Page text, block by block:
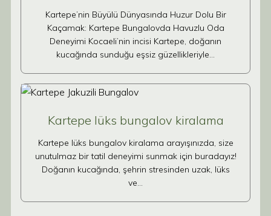
Kartepe’nin Büyülü Dünyasında Huzur Dolu Bir
Kaçamak: Kartepe Bungalovda Havuzlu Oda
Deneyimi Kocaeli’nin incisi Kartepe, doğanın
kucağında sunduğu eşsiz güzellikleriyle…
Kartepe lüks bungalov kiralama
Kartepe lüks bungalov kiralama arayışınızda, size
unutulmaz bir tatil deneyimi sunmak için buradayız!
Doğanın kucağında, şehrin stresinden uzak, lüks
ve…